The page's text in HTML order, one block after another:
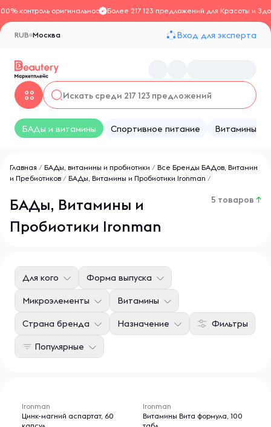
контроль оригинальностиБолее 217 123 предложений для Красоты и
Москва
RUB Вход для эксперта
БАДы и витамины Спортивное питание Витамины
Главная / БАДы, витамины и пробиотики / Все Бренды БАДов, Витамин
и Пребиотиков / БАДы, Витамины и Пробиотики Ironman /
БАДы, Витамины и
Пробиотики Ironman
5 товаров ↑
Фильтры
Для кого Форма выпуска
Микроэлементы Витамины
Страна бренда Назначение
Популярные
Ironman
Цинк-магний аспартат, 60
Ironman
Витамины Вита формула, 100